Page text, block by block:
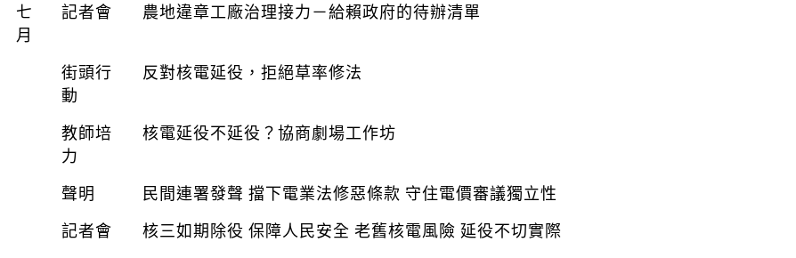
七
月
記者會 農地違章工廠治理接力－給賴政府的待辦清單
街頭行
動
反對核電延役，拒絕草率修法
教師培
力
核電延役不延役？協商劇場工作坊
聲明
民間連署發聲 擋下電業法修惡條款 守住電價審議獨立性
記者會
核三如期除役 保障人民安全 老舊核電風險 延役不切實際